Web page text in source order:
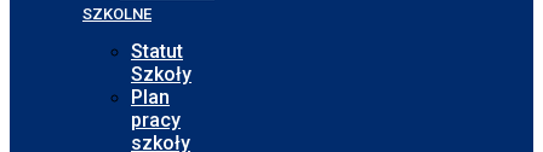
SZKOLNE
Statut
Szkoły
Plan
pracy
szkoły